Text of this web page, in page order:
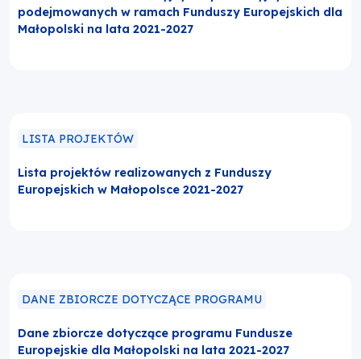
podejmowanych w ramach Funduszy Europejskich dla
Małopolski na lata 2021-2027
LISTA PROJEKTÓW
Lista projektów realizowanych z Funduszy
Europejskich w Małopolsce 2021-2027
DANE ZBIORCZE DOTYCZĄCE PROGRAMU
Dane zbiorcze dotyczące programu Fundusze
Europejskie dla Małopolski na lata 2021-2027